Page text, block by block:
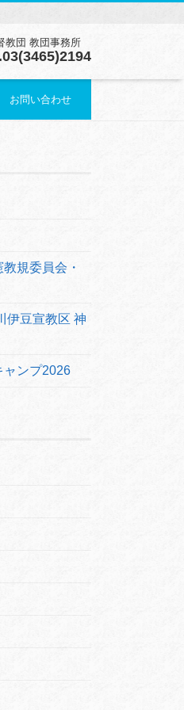
教団 教団事務所
お問い合わせ
規委員会・
豆宣教区 神
ンプ2026